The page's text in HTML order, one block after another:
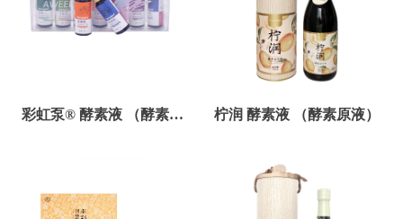
彩虹泵® 酵素液 （酵素原
柠润 酵素液 （酵素原液）